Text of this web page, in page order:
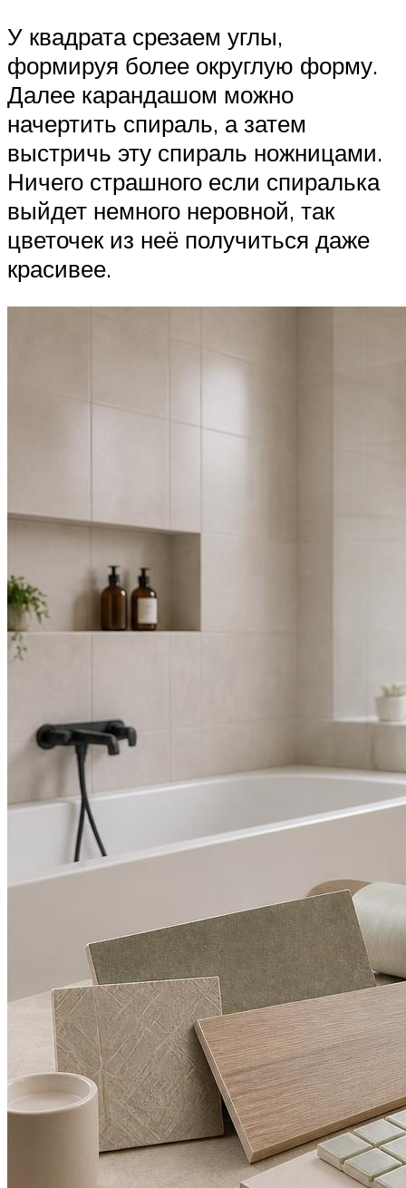
У квадрата срезаем углы,
формируя более округлую форму.
Далее карандашом можно
начертить спираль, а затем
выстричь эту спираль ножницами.
Ничего страшного если спиралька
выйдет немного неровной, так
цветочек из неё получиться даже
красивее.